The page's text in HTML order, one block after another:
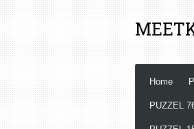
Ga
direct
naar
de
hoofdinhoud
Home
PUZZEL